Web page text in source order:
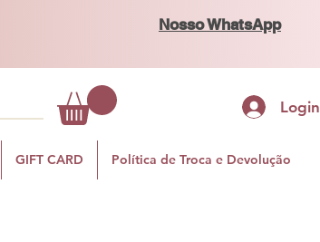
Nosso WhatsApp
Login
GIFT CARD Política de Troca e Devolução